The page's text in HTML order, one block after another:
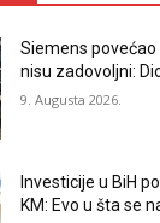
Siemens
nisu zadovoljni:
9. Augusta 2026.
Investicije u BiH
KM: Evo u šta se